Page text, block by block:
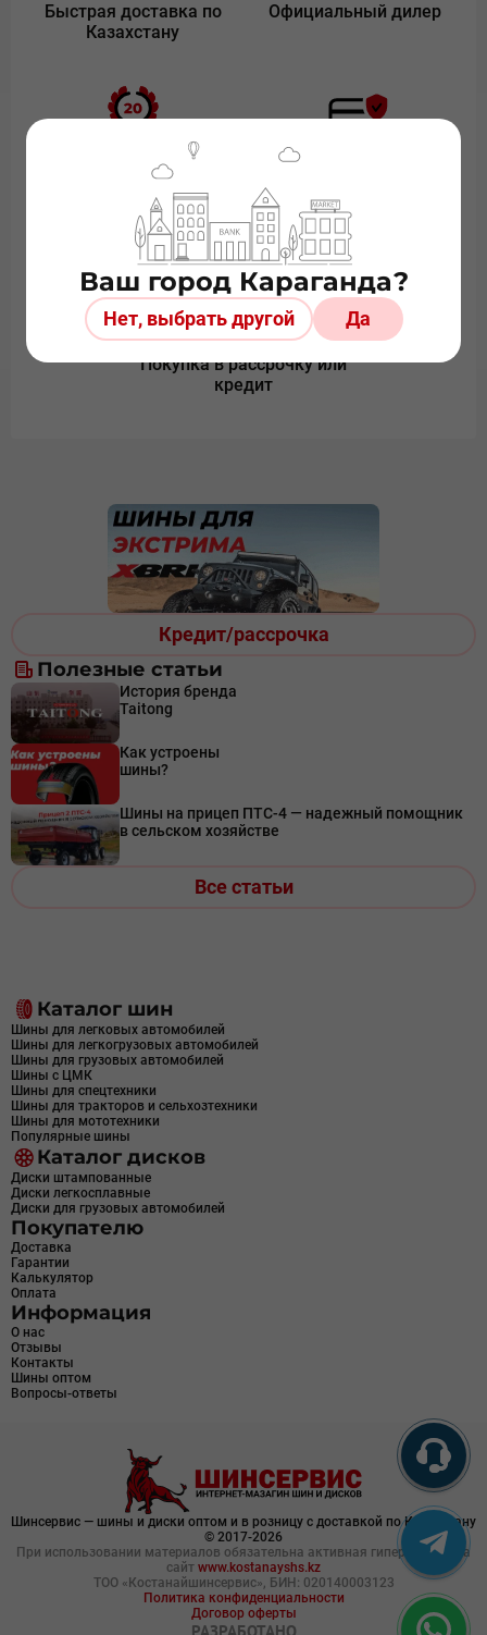
Кредит/рассрочка
Полезные статьи
История бренда
Taitong
Как устроены
шины?
Шины на прицеп ПТС-4 — надежный помощник
в сельском хозяйстве
Все статьи
Быстрая доставка по
Казахстану
Официальный дилер
Более 20 лет на рынке
оплата
Покупка в рассрочку или
кредит
Каталог шин
Шины для легковых автомобилей
Шины для легкогрузовых автомобилей
Шины для грузовых автомобилей
Шины с ЦМК
Шины для спецтехники
Шины для тракторов и сельхозтехники
Шины для мототехники
Популярные шины
Каталог дисков
Диски штампованные
Диски легкосплавные
Диски для грузовых автомобилей
Покупателю
Доставка
Гарантии
Калькулятор
Оплата
Информация
О нас
Отзывы
Контакты
Шины оптом
Вопросы-ответы
Шинсервис — шины и диски оптом и в розницу с доставкой по Казахстану
© 2017-2026
При использовании материалов обязательна активная гиперссылка на
сайт www.kostanayshs.kz
ТОО «Костанайшинсервис», БИН: 020140003123
Политика конфиденциальности
Договор оферты
Ваш город Караганда?
Нет, выбрать другой Да